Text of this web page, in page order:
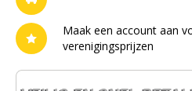
Maak een account aan
verenigingsprijzen